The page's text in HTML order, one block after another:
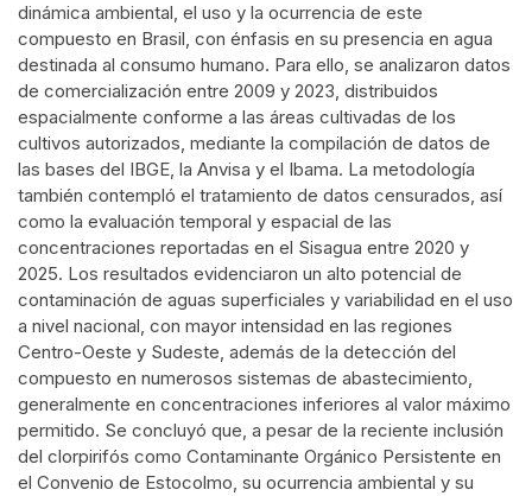
dinámica ambiental, el uso y la ocurrencia de este
compuesto en Brasil, con énfasis en su presencia en agua
destinada al consumo humano. Para ello, se analizaron datos
de comercialización entre 2009 y 2023, distribuidos
espacialmente conforme a las áreas cultivadas de los
cultivos autorizados, mediante la compilación de datos de
las bases del IBGE, la Anvisa y el Ibama. La metodología
también contempló el tratamiento de datos censurados, así
como la evaluación temporal y espacial de las
concentraciones reportadas en el Sisagua entre 2020 y
2025. Los resultados evidenciaron un alto potencial de
contaminación de aguas superficiales y variabilidad en el uso
a nivel nacional, con mayor intensidad en las regiones
Centro-Oeste y Sudeste, además de la detección del
compuesto en numerosos sistemas de abastecimiento,
generalmente en concentraciones inferiores al valor máximo
permitido. Se concluyó que, a pesar de la reciente inclusión
del clorpirifós como Contaminante Orgánico Persistente en
el Convenio de Estocolmo, su ocurrencia ambiental y su